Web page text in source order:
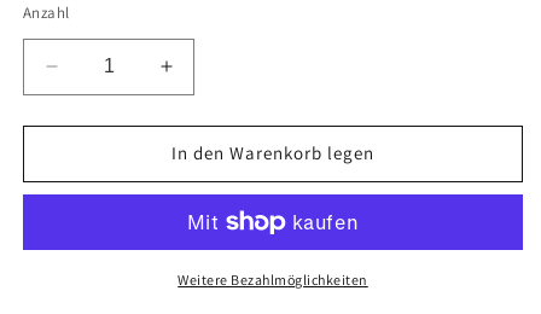
Anzahl
Verringere
die
Menge
100ml
Erhöhe
die
Menge
für
100ml
Lederfarbe
In den Warenkorb legen
Weitere Bezahlmöglichkeiten